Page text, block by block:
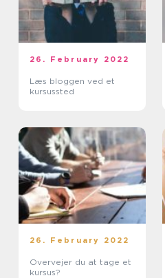
26. February 2022
Læs bloggen ved et
kursussted
26. February 2022
Overvejer du at tage et
kursus?